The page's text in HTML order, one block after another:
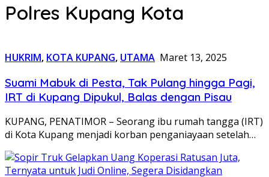
Polres Kupang Kota
HUKRIM, KOTA KUPANG, UTAMA Maret 13, 2025
Suami Mabuk di Pesta, Tak Pulang hingga Pagi,
IRT di Kupang Dipukul, Balas dengan Pisau
KUPANG, PENATIMOR – Seorang ibu rumah tangga (IRT)
di Kota Kupang menjadi korban penganiayaan setelah…